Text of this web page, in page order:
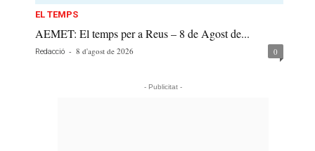
EL TEMPS
AEMET: El temps per a Reus – 8 de Agost de...
Redacció - 8 d'agost de 2026 0
- Publicitat -